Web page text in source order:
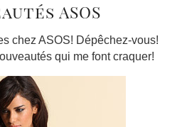
ASOS
chez ASOS! Dépêchez-vous!
qui me font craquer!